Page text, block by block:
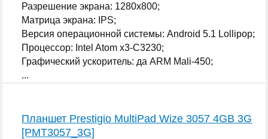
Разрешение экрана: 1280x800;
Матрица экрана: IPS;
Версия операционной системы: Android 5.1 Lollipop;
Процессор: Intel Atom x3-C3230;
Графический ускоритель: да ARM Mali-450;
...
Планшет Prestigio MultiPad Wize 3057 4GB 3G
[PMT3057_3G]